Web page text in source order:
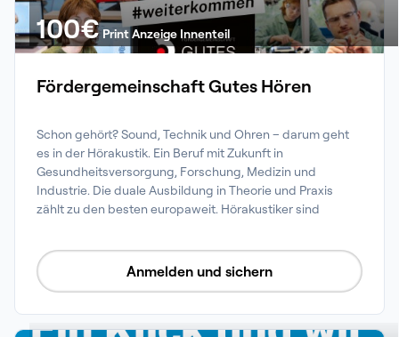
100€Print Anzeige Innenteil
Fördergemeinschaft Gutes Hören
Schon gehört? Sound, Technik und Ohren – darum geht
es in der Hörakustik. Ein Beruf mit Zukunft in
Gesundheitsversorgung, Forschung, Medizin und
Industrie. Die duale Ausbildung in Theorie und Praxis
zählt zu den besten europaweit. Hörakustiker sind
an Fachhochschulen und Universitäten. Wir fördern die
Hörakustik und die Hörgesundheit.
Anmelden und sichern